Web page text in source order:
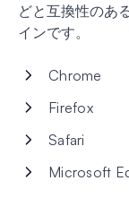
どと互換性のあ
インです。
Chrome
Firefox
Safari
Microsoft